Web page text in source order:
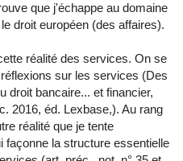
que j'échappe au domaine
droit européen (des affaires).
réalité des services. On se
sur les services (Des
droit bancaire... et financier,
2016, éd. Lexbase,). Au rang
réalité que je tente
façonne la structure essentielle